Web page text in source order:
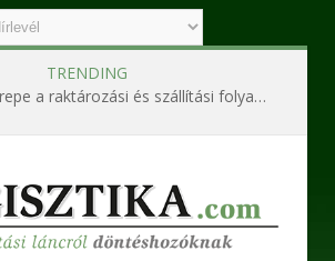
TRENDING
A pántolás szerepe a raktározási és szállítási folyamatokban